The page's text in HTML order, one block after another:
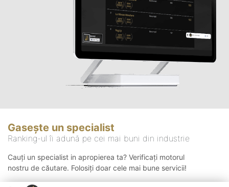
Gasește un specialist
Ranking-ul îi adună pe cei mai buni din industrie
Cauți un specialist in apropierea ta? Verificați motorul
nostru de căutare. Folosiți doar cele mai bune servicii!